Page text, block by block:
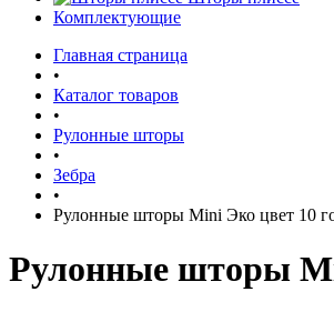
Комплектующие
Главная страница
•
Каталог товаров
•
Рулонные шторы
•
Зебра
•
Рулонные шторы Mini Эко цвет 10
Рулонные шторы